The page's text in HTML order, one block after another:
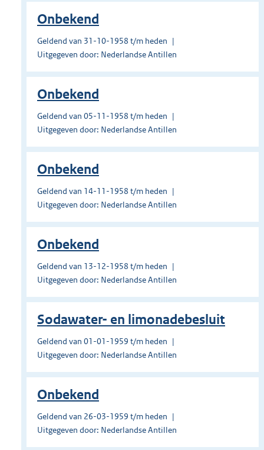
Onbekend
Geldend van 31-10-1958 t/m heden
Uitgegeven door: Nederlandse Antillen
Onbekend
Geldend van 05-11-1958 t/m heden
Uitgegeven door: Nederlandse Antillen
Onbekend
Geldend van 14-11-1958 t/m heden
Uitgegeven door: Nederlandse Antillen
Onbekend
Geldend van 13-12-1958 t/m heden
Uitgegeven door: Nederlandse Antillen
Sodawater- en limonadebesluit
Geldend van 01-01-1959 t/m heden
Uitgegeven door: Nederlandse Antillen
Onbekend
Geldend van 26-03-1959 t/m heden
Uitgegeven door: Nederlandse Antillen